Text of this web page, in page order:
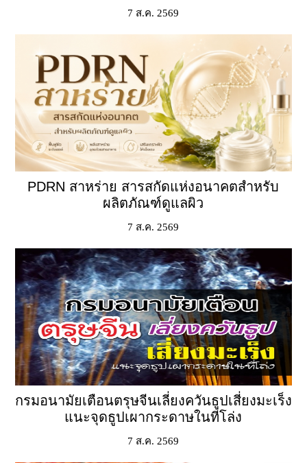
7 ส.ค. 2569
PDRN สาหร่าย สารสกัดแห่งอนาคตสำหรับ
ผลิตภัณฑ์ดูแลผิว
7 ส.ค. 2569
กรมอนามัยเตือนตรุษจีนเลี่ยงควันธูปเสี่ยงมะเร็ง
แนะจุดธูปเผากระดาษในที่โล่ง
7 ส.ค. 2569